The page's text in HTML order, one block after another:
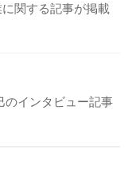
関する記事が掲載
のインタビュー記事